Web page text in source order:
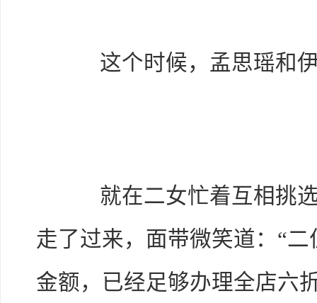
这个时候，孟思瑶和伊
就在二女忙着互相挑选
走了过来，面带微笑道：“
金额，已经足够办理全店六